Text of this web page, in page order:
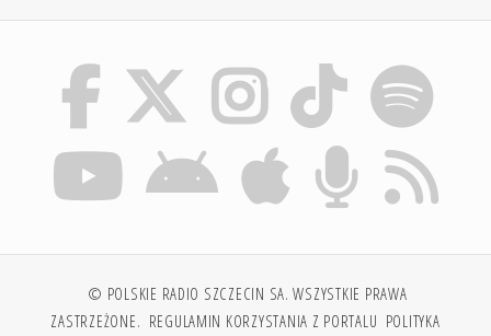
© POLSKIE RADIO SZCZECIN SA. WSZYSTKIE PRAWA
ZASTRZEŻONE. REGULAMIN KORZYSTANIA Z PORTALU POLITYKA